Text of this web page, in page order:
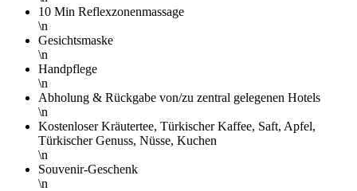
10 Min Reflexzonenmassage
\n
Gesichtsmaske
\n
Handpflege
\n
Abholung & Rückgabe von/zu zentral gelegenen Hotels
\n
Kostenloser Kräutertee, Türkischer Kaffee, Saft, Apfel,
Türkischer Genuss, Nüsse, Kuchen
\n
Souvenir-Geschenk
\n